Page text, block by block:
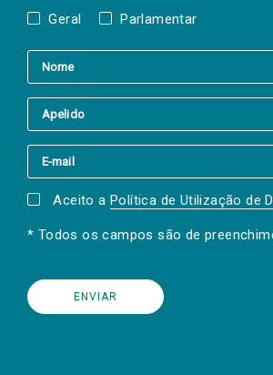
Geral Parlamentar
Aceito a Política de Utilização de
* Todos os campos são de